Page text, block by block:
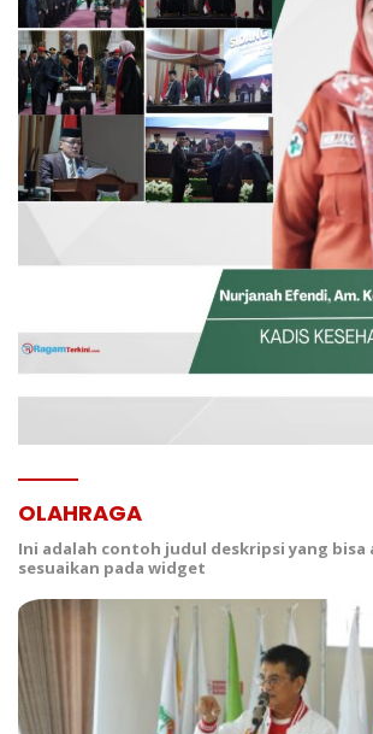
OLAHRAGA
Ini adalah contoh judul deskripsi yang bisa
sesuaikan pada widget